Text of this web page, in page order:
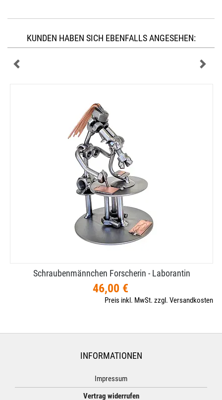
KUNDEN HABEN SICH EBENFALLS ANGESEHEN:
Schraubenmännchen Forscherin - Laborantin
46,00 €
Preis inkl. MwSt. zzgl. Versandkosten
INFORMATIONEN
Impressum
Vertrag widerrufen